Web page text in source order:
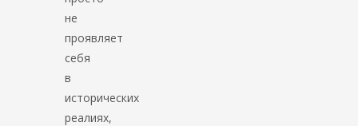
не
проявляет
себя
в
исторических
реалиях,